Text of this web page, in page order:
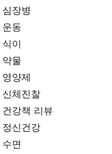
심장병
운동
식이
약물
영양제
신체진찰
건강책 리뷰
정신건강
수면